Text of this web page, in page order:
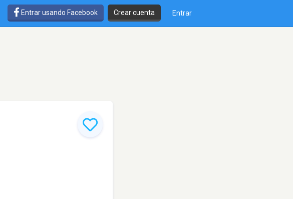
Entrar usando Facebook Crear cuenta Entrar